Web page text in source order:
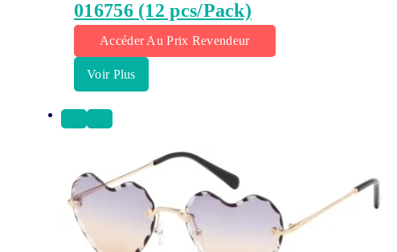
016756 (12 pcs/Pack)
Accéder Au Prix Revendeur
Voir Plus